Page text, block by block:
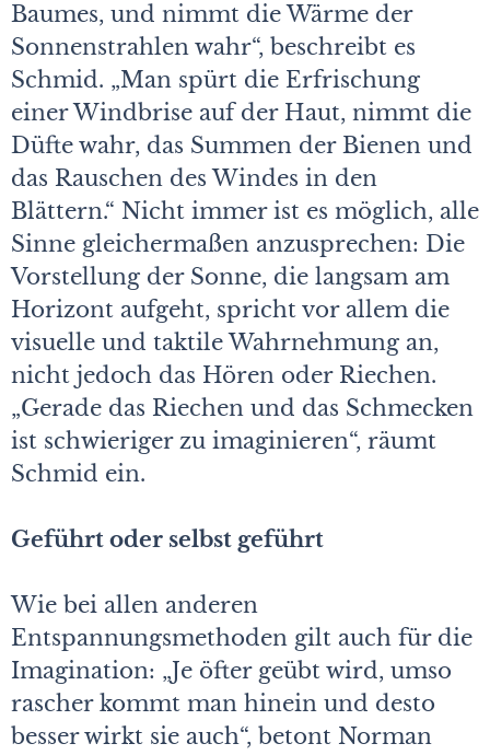
Baumes, und nimmt die Wärme der
Sonnenstrahlen wahr“, beschreibt es
Schmid. „Man spürt die Erfrischung
einer Windbrise auf der Haut, nimmt die
Düfte wahr, das Summen der Bienen und
das Rauschen des Windes in den
Blättern.“ Nicht immer ist es möglich, alle
Sinne gleichermaßen anzusprechen: Die
Vorstellung der Sonne, die langsam am
Horizont aufgeht, spricht vor allem die
visuelle und taktile Wahrnehmung an,
nicht jedoch das Hören oder Riechen.
„Gerade das Riechen und das Schmecken
ist schwieriger zu imaginieren“, räumt
Schmid ein.
Geführt oder selbst geführt
Wie bei allen anderen
Entspannungsmethoden gilt auch für die
Imagination: „Je öfter geübt wird, umso
rascher kommt man hinein und desto
besser wirkt sie auch“, betont Norman